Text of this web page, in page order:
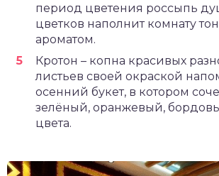
период цветения россыпь
цветков наполнит комнату
ароматом.
Кротон – копна красивых
листьев своей окраской
осенний букет, в котором
зелёный, оранжевый,
цвета.